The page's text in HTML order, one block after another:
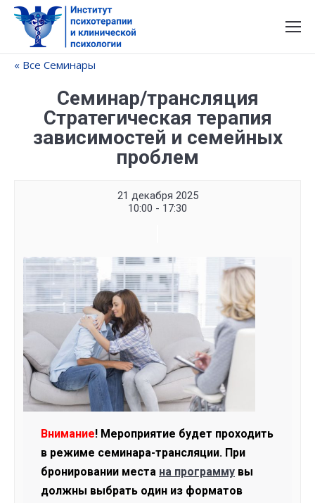
« Все Семинары
Семинар/трансляция
Стратегическая терапия
зависимостей и семейных
проблем
21 декабря 2025
10:00 - 17:30
Внимание! Мероприятие будет проходить
в режиме семинара-трансляции. При
бронировании места на программу вы
должны выбрать один из форматов